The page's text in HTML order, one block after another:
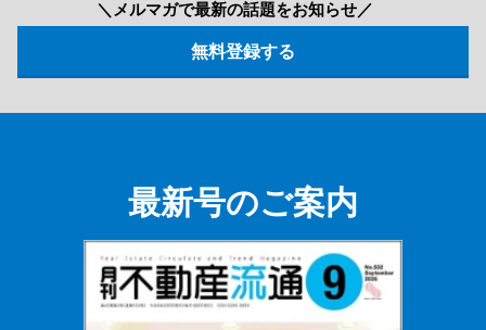
＼メルマガで最新の話題をお知らせ／
最新号のご案内